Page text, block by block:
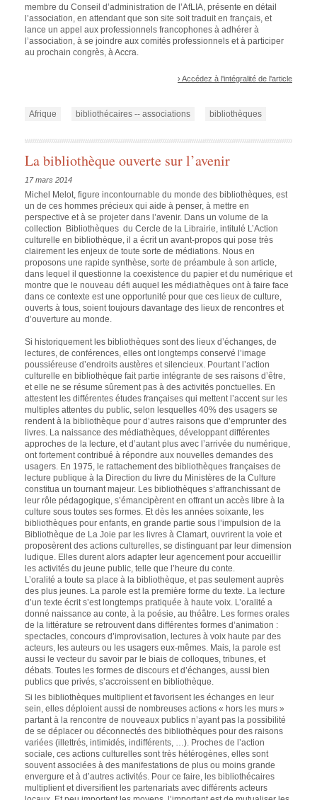
membre du Conseil d’administration de l’AfLIA, présente en détail
l’association, en attendant que son site soit traduit en français, et
lance un appel aux professionnels francophones à adhérer à
l’association, à se joindre aux comités professionnels et à participer
au prochain congrès, à Accra.
› Accédez à l'intégralité de l'article
Afrique bibliothécaires -- associations bibliothèques
La bibliothèque ouverte sur l’avenir
17 mars 2014
Michel Melot, figure incontournable du monde des bibliothèques, est
un de ces hommes précieux qui aide à penser, à mettre en
perspective et à se projeter dans l’avenir. Dans un volume de la
collection Bibliothèques du Cercle de la Librairie, intitulé L’Action
culturelle en bibliothèque, il a écrit un avant-propos qui pose très
clairement les enjeux de toute sorte de médiations. Nous en
proposons une rapide synthèse, sorte de préambule à son article,
dans lequel il questionne la coexistence du papier et du numérique et
montre que le nouveau défi auquel les médiathèques ont à faire face
dans ce contexte est une opportunité pour que ces lieux de culture,
ouverts à tous, soient toujours davantage des lieux de rencontres et
d’ouverture au monde.
Si historiquement les bibliothèques sont des lieux d’échanges, de
lectures, de conférences, elles ont longtemps conservé l’image
poussiéreuse d’endroits austères et silencieux. Pourtant l’action
culturelle en bibliothèque fait partie intégrante de ses raisons d’être,
et elle ne se résume sûrement pas à des activités ponctuelles. En
attestent les différentes études françaises qui mettent l’accent sur les
multiples attentes du public, selon lesquelles 40% des usagers se
rendent à la bibliothèque pour d’autres raisons que d’emprunter des
livres. La naissance des médiathèques, développant différentes
approches de la lecture, et d’autant plus avec l’arrivée du numérique,
ont fortement contribué à répondre aux nouvelles demandes des
usagers. En 1975, le rattachement des bibliothèques françaises de
lecture publique à la Direction du livre du Ministères de la Culture
constitua un tournant majeur. Les bibliothèques s’affranchissant de
leur rôle pédagogique, s’émancipèrent en offrant un accès libre à la
culture sous toutes ses formes. Et dès les années soixante, les
bibliothèques pour enfants, en grande partie sous l’impulsion de la
Bibliothèque de La Joie par les livres à Clamart, ouvrirent la voie et
proposèrent des actions culturelles, se distinguant par leur dimension
ludique. Elles durent alors adapter leur agencement pour accueillir
les activités du jeune public, telle que l’heure du conte.
L’oralité a toute sa place à la bibliothèque, et pas seulement auprès
des plus jeunes. La parole est la première forme du texte. La lecture
d’un texte écrit s’est longtemps pratiquée à haute voix. L’oralité a
donné naissance au conte, à la poésie, au théâtre. Les formes orales
de la littérature se retrouvent dans différentes formes d’animation :
spectacles, concours d’improvisation, lectures à voix haute par des
acteurs, les auteurs ou les usagers eux-mêmes. Mais, la parole est
aussi le vecteur du savoir par le biais de colloques, tribunes, et
débats. Toutes les formes de discours et d’échanges, aussi bien
publics que privés, s’accroissent en bibliothèque.
Si les bibliothèques multiplient et favorisent les échanges en leur
sein, elles déploient aussi de nombreuses actions « hors les murs »
partant à la rencontre de nouveaux publics n’ayant pas la possibilité
de se déplacer ou déconnectés des bibliothèques pour des raisons
variées (illettrés, intimidés, indifférents, …). Proches de l’action
sociale, ces actions culturelles sont très hétérogènes, elles sont
souvent associées à des manifestations de plus ou moins grande
envergure et à d’autres activités. Pour ce faire, les bibliothécaires
multiplient et diversifient les partenariats avec différents acteurs